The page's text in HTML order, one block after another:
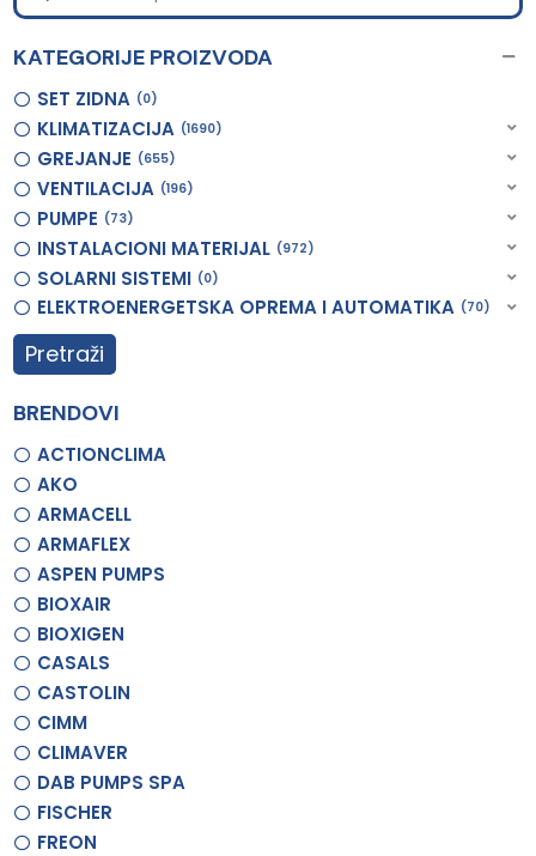
KATEGORIJE PROIZVODA
SET ZIDNA 0
KLIMATIZACIJA 1690
GREJANJE 655
VENTILACIJA 196
PUMPE 73
INSTALACIONI MATERIJAL 972
SOLARNI SISTEMI 0
ELEKTROENERGETSKA OPREMA I AUTOMATIKA 70
Pretraži
BRENDOVI
ACTIONCLIMA
AKO
ARMACELL
ARMAFLEX
ASPEN PUMPS
BIOXAIR
BIOXIGEN
CASALS
CASTOLIN
CIMM
CLIMAVER
DAB PUMPS SPA
FISCHER
FREON